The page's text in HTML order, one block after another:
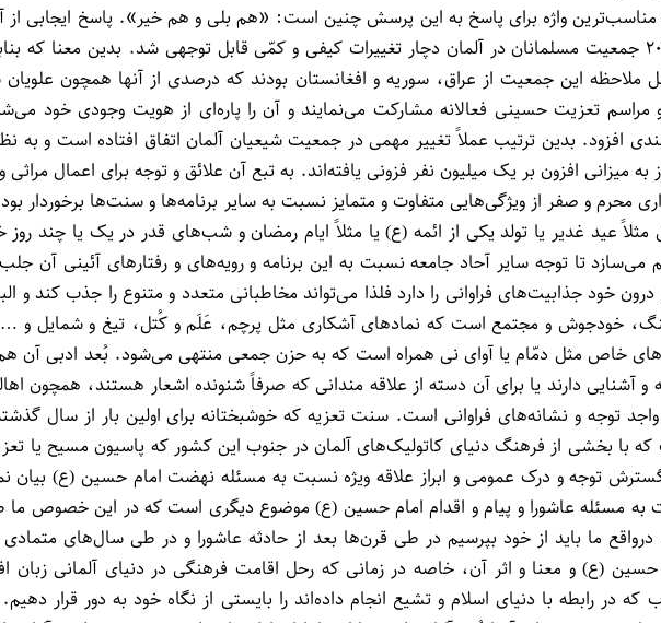
واژه برای پاسخ به این پرسش چنین است: «هم بلی و هم خیر». پاسخ ایجابی
که با پذیرش پناهجویان مسلمان در سال ۲۰۱۴ جمعیت مسلمانان در آلمان دچار تغییرات کیفی و کمّی قابل
این جمعیت از عراق، سوریه و افغانستان بودند که درصدی از آنها همچون
مراسم تعزیت حسینی فعالانه مشارکت می‌نمایند و آن را پاره‌ای از هویت وجودی خود
هزار نفر بودند امروز به میزانی افزون بر یک میلیون نفر فزونی یافته‌اند. به تبع آن علائق و توجه
محرم و صفر از ویژگی‌هایی متفاوت و متمایز نسبت به سایر برنامه‌ها و سنت‌ها برخوردار
عید غدیر یا تولد یکی از ائمه (ع) یا مثلاً ایام رمضان و شب‌های قدر در یک یا چند
می‌سازد تا توجه سایر آحاد جامعه نسبت به این برنامه و رویه‌های و رفتارهای آئینی آن
خود جذابیت‌های فراوانی را دارد فلذا می‌تواند مخاطبانی متعدد و متنوع را جذب کند و
خودجوش و مجتمع است که نمادهای آشکاری مثل پرچم، عَلَم و کُتل، تیغ و شمایل و
خاص مثل دمّام یا آوای نی همراه است که به حزن جمعی منتهی می‌شود. بُعد ادبی آن هم
و آشنایی دارند یا برای آن دسته از علاقه مندانی که صرفاً شنونده اشعار هستند، همچون
واجد توجه و نشانه‌های فراوانی است. سنت تعزیه که خوشبختانه برای اولین بار از سال
با بخشی از فرهنگ دنیای کاتولیک‌های آلمان در جنوب این کشور که پاسیون مسیح یا
توجه و درک عمومی و ابراز علاقه ویژه نسبت به مسئله نهضت امام حسین (ع) بیان
مسئله عاشورا و پیام و اقدام امام حسین (ع) موضوع دیگری است که در این خصوص ما
ما باید از خود بپرسیم در طی قرن‌ها بعد از حادثه عاشورا و در طی سال‌های متمادی
(ع) و معنا و اثر آن، خاصه در زمانی که رحل اقامت فرهنگی در دنیای آلمانی
که در رابطه با دنیای اسلام و تشیع انجام داده‌اند را بایستی از نگاه خود به دور قرار